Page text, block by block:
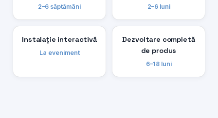
2–6 săptămâni 2–6 luni
Instalație interactivă
La eveniment
Dezvoltare completă
de produs
6–18 luni